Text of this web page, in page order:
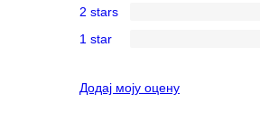
reviews
star
reviews
3-
star
2-
reviews
2 stars
star
1 star
Додај моју оцену